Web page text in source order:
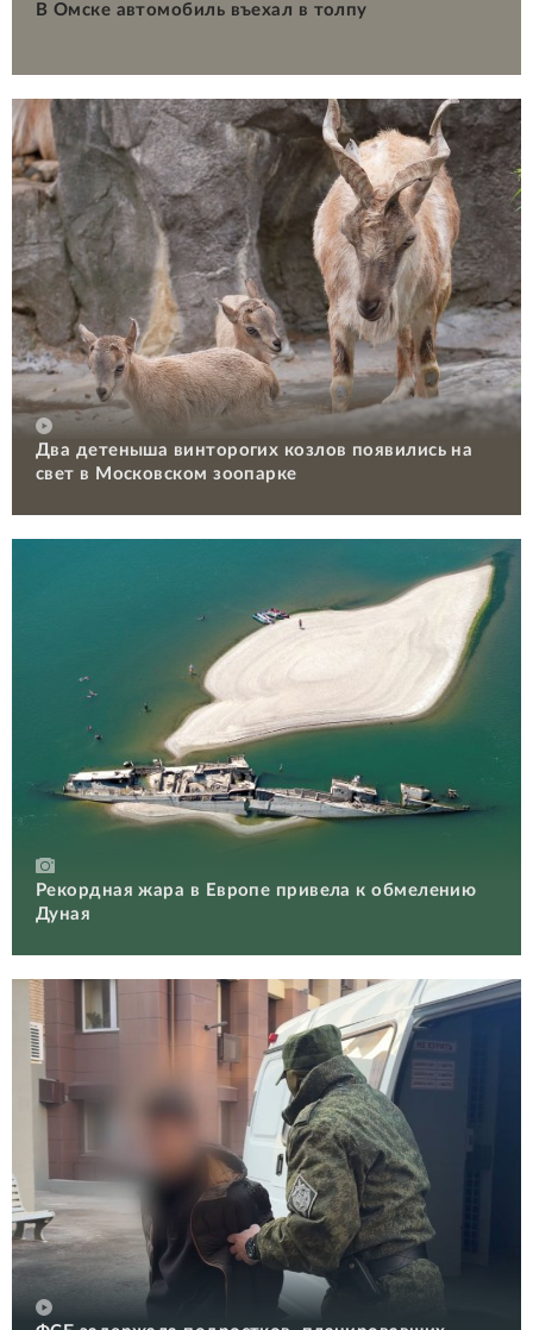
В Омске автомобиль въехал в толпу
Два детеныша винторогих козлов появились на
свет в Московском зоопарке
Рекордная жара в Европе привела к обмелению
Дуная